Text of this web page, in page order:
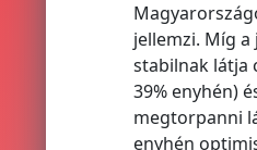
jellemzi. Míg
stabilnak látja
39% enyhén)
megtorpanni
enyhén